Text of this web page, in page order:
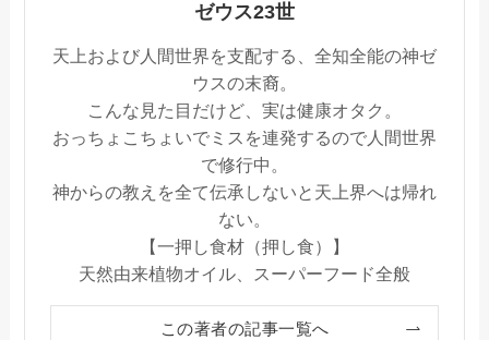
ゼウス23世
天上および人間世界を支配する、全知全能の神ゼ
ウスの末裔。
こんな見た目だけど、実は健康オタク。
おっちょこちょいでミスを連発するので人間世界
で修行中。
神からの教えを全て伝承しないと天上界へは帰れ
ない。
【一押し食材（押し食）】
天然由来植物オイル、スーパーフード全般
この著者の記事一覧へ